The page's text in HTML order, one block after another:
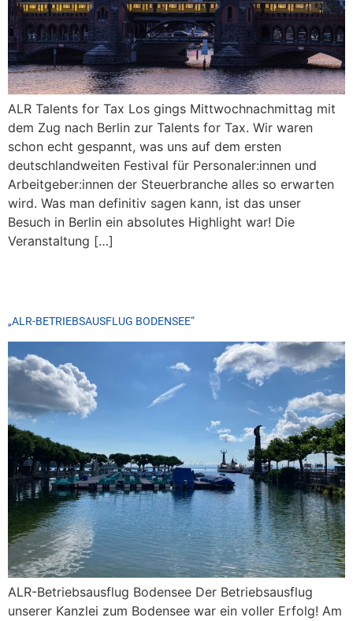
ALR Talents for Tax Los gings Mittwochnachmittag mit
dem Zug nach Berlin zur Talents for Tax. Wir waren
schon echt gespannt, was uns auf dem ersten
deutschlandweiten Festival für Personaler:innen und
Arbeitgeber:innen der Steuerbranche alles so erwarten
wird. Was man definitiv sagen kann, ist das unser
Besuch in Berlin ein absolutes Highlight war! Die
Veranstaltung […]
„ALR-BETRIEBSAUSFLUG BODENSEE“
ALR-Betriebsausflug Bodensee Der Betriebsausflug
unserer Kanzlei zum Bodensee war ein voller Erfolg! Am